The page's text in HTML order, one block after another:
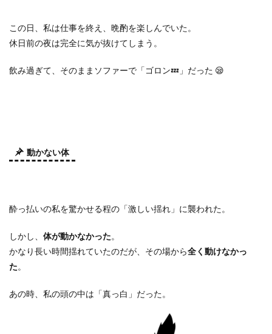
この日、私は仕事を終え、晩酌を楽しんでいた。
休日前の夜は完全に気が抜けてしまう。
飲み過ぎて、そのままソファーで「ゴロン💤 」だった 😪
動かない体
酔っ払いの私を驚かせる程の「激しい揺れ」に襲われた。
しかし、 体が動かなかった。
かなり長い時間揺れていたのだが、その場から全く動けなかっ
た。
あの時、私の頭の中は「真っ白」だった。